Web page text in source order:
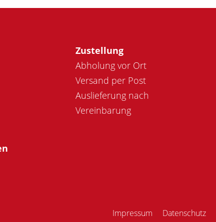
Zustellung
Abholung vor Ort
Versand per Post
Auslieferung nach
Vereinbarung
Impressum Datenschutz